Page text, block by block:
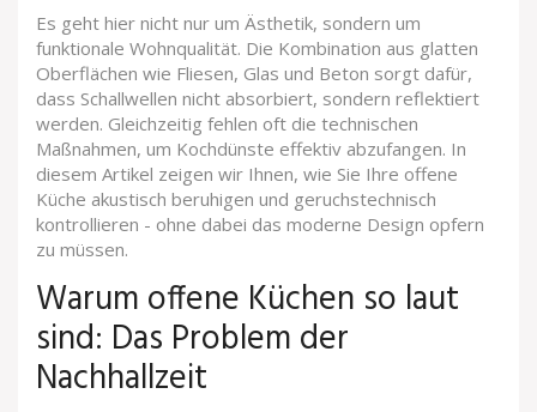
Es geht hier nicht nur um Ästhetik, sondern um
funktionale Wohnqualität. Die Kombination aus glatten
Oberflächen wie Fliesen, Glas und Beton sorgt dafür,
dass Schallwellen nicht absorbiert, sondern reflektiert
werden. Gleichzeitig fehlen oft die technischen
Maßnahmen, um Kochdünste effektiv abzufangen. In
diesem Artikel zeigen wir Ihnen, wie Sie Ihre offene
Küche akustisch beruhigen und geruchstechnisch
kontrollieren - ohne dabei das moderne Design opfern
zu müssen.
Warum offene Küchen so laut
sind: Das Problem der
Nachhallzeit